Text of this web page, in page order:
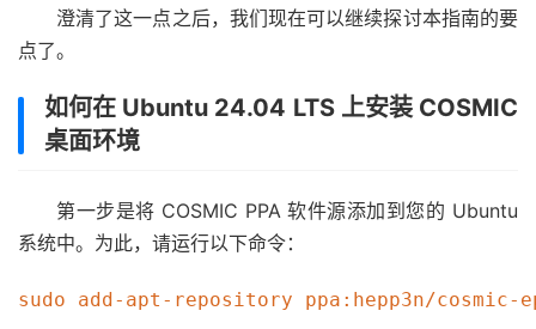
澄清了这一点之后，我们现在可以继续探讨本指南的要
点了。
如何在 Ubuntu 24.04 LTS 上安装 COSMIC
桌面环境
第一步是将 COSMIC PPA 软件源添加到您的 Ubuntu
系统中。为此，请运行以下命令：
sudo add-apt-repository ppa:hepp3n/cosmic-